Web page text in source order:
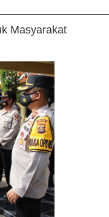
Masyarakat